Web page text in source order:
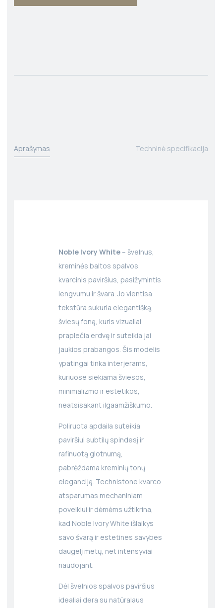
Aprašymas Techninė specifikacija
Noble Ivory White – švelnus,
kreminės baltos spalvos
kvarcinis paviršius, pasižymintis
lengvumu ir švara. Jo vientisa
tekstūra sukuria elegantišką,
šviesų foną, kuris vizualiai
praplečia erdvę ir suteikia jai
jaukios prabangos. Šis modelis
ypatingai tinka interjerams,
kuriuose siekiama šviesos,
minimalizmo ir estetikos,
neatsisakant ilgaamžiškumo.
Poliruota apdaila suteikia
paviršiui subtilų spindesį ir
rafinuotą glotnumą,
pabrėždama kreminių tonų
eleganciją. Technistone kvarco
atsparumas mechaniniam
poveikiui ir dėmėms užtikrina,
kad Noble Ivory White išlaikys
savo švarą ir estetines savybes
daugelį metų, net intensyviai
naudojant.
Dėl švelnios spalvos paviršius
idealiai dera su natūralaus